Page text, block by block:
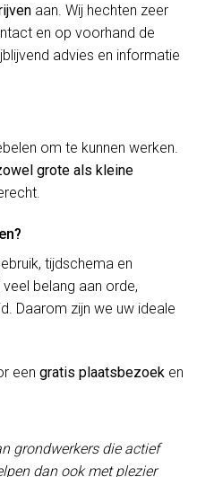
aan. Wij hechten zeer
en op voorhand de
advies en informatie
om te kunnen werken.
grote als kleine
tijdschema en
belang aan orde,
Daarom zijn we uw ideale
een gratis plaatsbezoek en
grondwerkers die actief
dan ook met plezier